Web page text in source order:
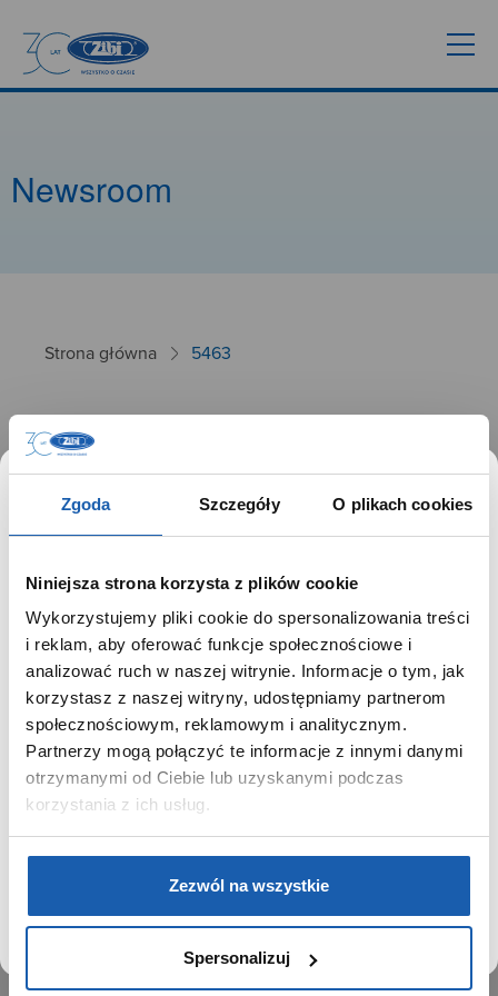
Zgoda Szczegóły O plikach cookies
Niniejsza strona korzysta z plików cookie
Wykorzystujemy pliki cookie do spersonalizowania treści
i reklam, aby oferować funkcje społecznościowe i
analizować ruch w naszej witrynie. Informacje o tym, jak
korzystasz z naszej witryny, udostępniamy partnerom
społecznościowym, reklamowym i analitycznym.
Partnerzy mogą połączyć te informacje z innymi danymi
otrzymanymi od Ciebie lub uzyskanymi podczas
korzystania z ich usług.
Zezwól na wszystkie
Spersonalizuj
Newsroom
Strona główna 5463
5463
26.09.2024
GRUPA ZIBI
Historia
Misja, wizja i wartości Grupy Zibi
Ważne daty
Kariera
Zgoda na ciasteczka
PRODUKTY
Kalkulatory
SIECI SPRZEDAŻY
SZANOWNY UŻYTKOWNIKU,
SZANOWNA UŻYTKOWNICZKO
Używamy plików cookie w celach analitycznych,
statystycznych i marketingowych, w tym aby analizować
ruch w tej witrynie, optymalizować jej działanie oraz
zapamiętywać Twoje preferencje.